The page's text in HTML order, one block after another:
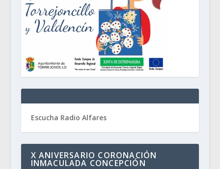
Escucha Radio Alfares
X ANIVERSARIO CORONACIÓN
INMACULADA CONCEPCIÓN